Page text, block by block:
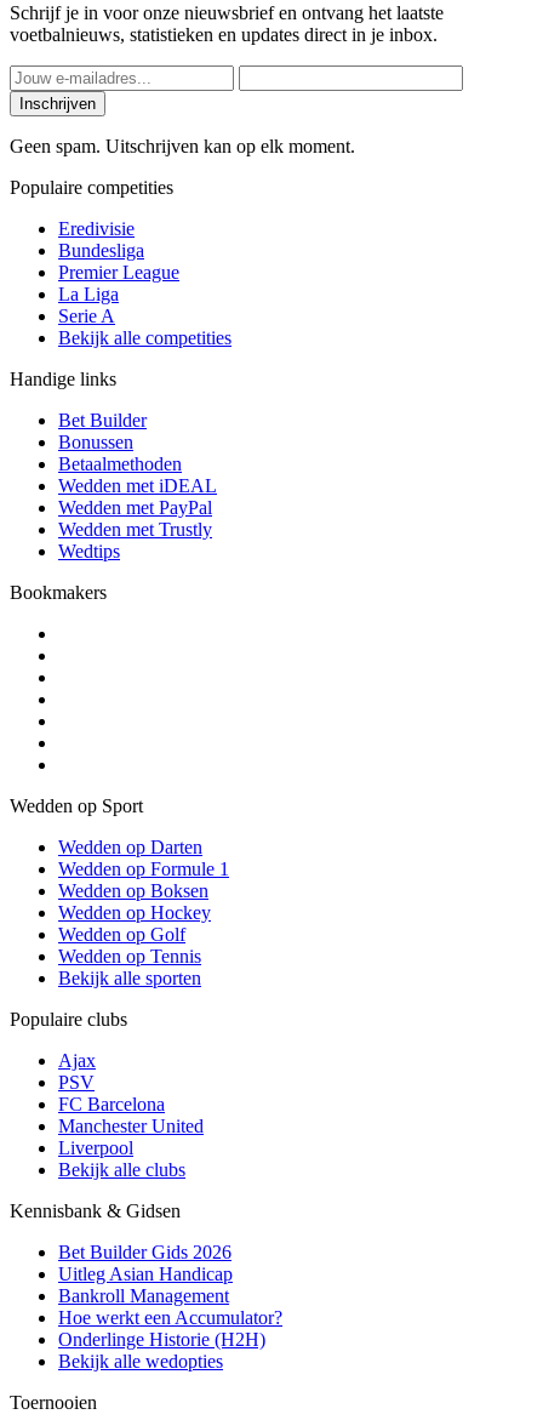
Schrijf je in voor onze nieuwsbrief en ontvang het laatste
voetbalnieuws, statistieken en updates direct in je inbox.
Inschrijven
Geen spam. Uitschrijven kan op elk moment.
Populaire competities
Eredivisie
Bundesliga
Premier League
La Liga
Serie A
Bekijk alle competities
Handige links
Bet Builder
Bonussen
Betaalmethoden
Wedden met iDEAL
Wedden met PayPal
Wedden met Trustly
Wedtips
Bookmakers
Wedden op Sport
Wedden op Darten
Wedden op Formule 1
Wedden op Boksen
Wedden op Hockey
Wedden op Golf
Wedden op Tennis
Bekijk alle sporten
Populaire clubs
Ajax
PSV
FC Barcelona
Manchester United
Liverpool
Bekijk alle clubs
Kennisbank & Gidsen
Bet Builder Gids 2026
Uitleg Asian Handicap
Bankroll Management
Hoe werkt een Accumulator?
Onderlinge Historie (H2H)
Bekijk alle wedopties
Toernooien